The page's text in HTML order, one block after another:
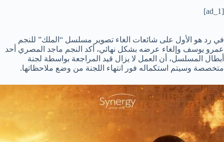
[ad_1]
في رد هو الأول على شائعات الغاء تصوير مسلسل “الملك” للنجم
عمرو يوسف وإلغاء عرضه بشكل نهائي، أكد النجم ماجد المصري أحد
أبطال المسلسل، أن العمل لا يزال قيد المراجعة بواسطة لجنة
متخصصة وسيتم استكماله فور انتهاء اللجنة من وضع ملاحظاتها.